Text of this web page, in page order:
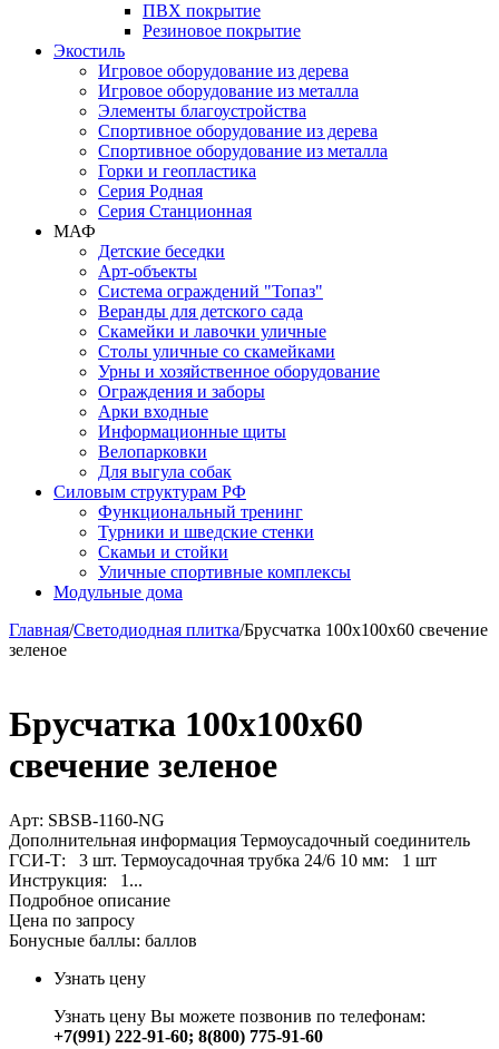
ПВХ покрытие
Резиновое покрытие
Экостиль
Игровое оборудование из дерева
Игровое оборудование из металла
Элементы благоустройства
Спортивное оборудование из дерева
Спортивное оборудование из металла
Горки и геопластика
Серия Родная
Серия Станционная
МАФ
Детские беседки
Арт-объекты
Система ограждений "Топаз"
Веранды для детского сада
Скамейки и лавочки уличные
Столы уличные со скамейками
Урны и хозяйственное оборудование
Ограждения и заборы
Арки входные
Информационные щиты
Велопарковки
Для выгула собак
Силовым структурам РФ
Функциональный тренинг
Турники и шведские стенки
Скамьи и стойки
Уличные спортивные комплексы
Модульные дома
Главная/Светодиодная плитка/Брусчатка 100х100х60 свечение
зеленое
Брусчатка 100х100х60
свечение зеленое
Арт: SBSB-1160-NG
Дополнительная информация Термоусадочный соединитель
ГСИ-Т: 3 шт. Термоусадочная трубка 24/6 10 мм: 1 шт
Инструкция: 1...
Подробное описание
Цена по запросу
Бонусные баллы: баллов
Узнать цену
Узнать цену Вы можете позвонив по телефонам:
+7(991) 222-91-60; 8(800) 775-91-60